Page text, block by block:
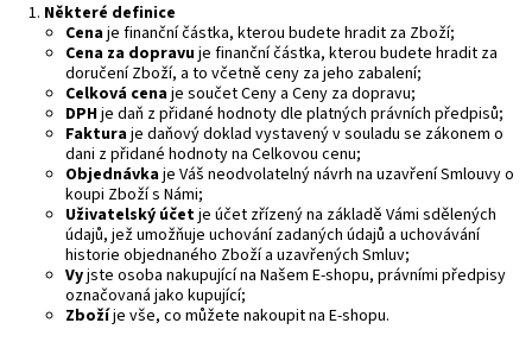
Některé definice
Cenaje finanční částka, kterou budete hradit za Zboží;
Cena za dopravuje finanční částka, kterou budete hradit za
doručení Zboží, a to včetně ceny za jeho zabalení;
Celková cenaje součet Ceny a Ceny za dopravu;
DPHje daň z přidané hodnoty dle platných právních předpisů;
Fakturaje daňový doklad vystavený v souladu se zákonem o
dani z přidané hodnoty na Celkovou cenu;
Objednávkaje Váš neodvolatelný návrh na uzavření Smlouvy o
koupi Zboží s Námi;
Uživatelský účetje účet zřízený na základě Vámi sdělených
údajů, jež umožňuje uchování zadaných údajů a uchovávání
historie objednaného Zboží a uzavřených Smluv;
Vyjste osoba nakupující na Našem E-shopu, právními předpisy
označovaná jako kupující;
Zbožíje vše, co můžete nakoupit na E-shopu.